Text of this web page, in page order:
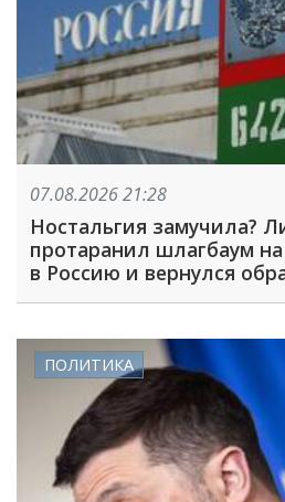
07.08.2026 21:28
Ностальгия замучила?
протаранил шлагбаум
в Россию и вернулся
вышла недолгой
ПОЛИТИКА